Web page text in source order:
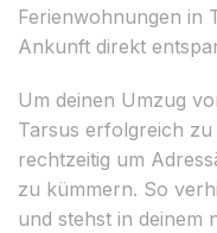
Ferienwohnungen in
Ankunft direkt
Um deinen Umzug
Tarsus erfolgreich
rechtzeitig um
zu kümmern. So
und stehst in deinem